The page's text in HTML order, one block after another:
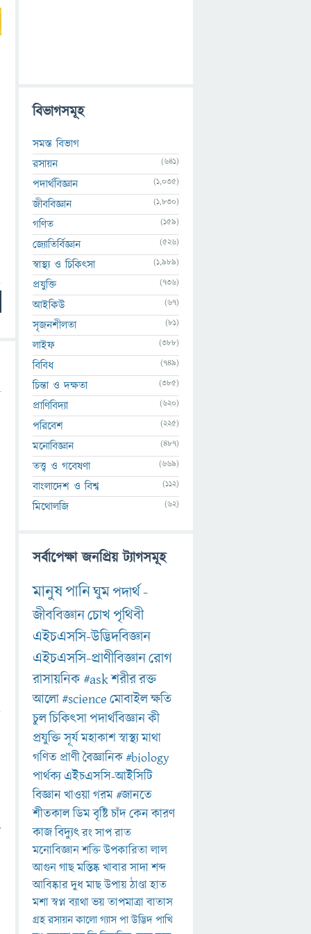
বিভাগসমূহ
সমস্ত বিভাগ
রসায়ন
(641)
পদার্থবিজ্ঞান (1,035)
জীববিজ্ঞান (1,830)
গণিত (159)
জ্যোতির্বিজ্ঞান (526)
স্বাস্থ্য ও চিকিৎসা (1,989)
প্রযুক্তি (736)
আইকিউ (67)
সৃজনশীলতা (81)
লাইফ (388)
বিবিধ (749)
চিন্তা ও দক্ষতা (385)
প্রাণিবিদ্যা (620)
পরিবেশ (225)
মনোবিজ্ঞান (487)
তত্ত্ব ও গবেষণা (669)
বাংলাদেশ ও বিশ্ব (112)
মিথোলজি (62)
সর্বাপেক্ষা জনপ্রিয় ট্যাগসমূহ
মানুষপানিঘুমপদার্থ-
জীববিজ্ঞানচোখপৃথিবী
এইচএসসি-উদ্ভিদবিজ্ঞান
এইচএসসি-প্রাণীবিজ্ঞানরোগ
রাসায়নিক#askশরীররক্ত
আলো#scienceমোবাইলক্ষতি
চুলচিকিৎসাপদার্থবিজ্ঞানকী
প্রযুক্তিসূর্যমহাকাশস্বাস্থ্যমাথা
গণিত প্রাণীবৈজ্ঞানিক#biology
পার্থক্য এইচএসসি-আইসিটি
বিজ্ঞানখাওয়াগরম#জানতে
শীতকালডিমবৃষ্টিচাঁদকেনকারণ
কাজবিদ্যুৎরংসাপরাত
মনোবিজ্ঞানশক্তিউপকারিতালাল
আগুনগাছমস্তিষ্কখাবারসাদাশব্দ
আবিষ্কারদুধমাছউপায়ঠাণ্ডাহাত
মশাস্বপ্নব্যাথাভয়তাপমাত্রাবাতাস
গ্রহরসায়নকালোগ্যাসপাউদ্ভিদপাখি